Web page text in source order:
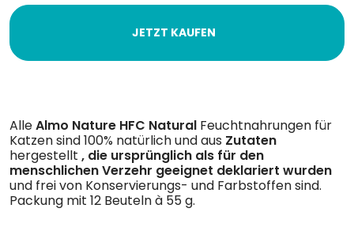
JETZT KAUFEN
AlleAlmo Nature HFC Natural Feuchtnahrungen für
Katzen sind 100% natürlich und aus Zutaten
hergestellt , die ursprünglich als für den
menschlichen Verzehr geeignet deklariert wurden
und frei von Konservierungs- und Farbstoffen sind.
Packung mit 12 Beuteln à 55 g.